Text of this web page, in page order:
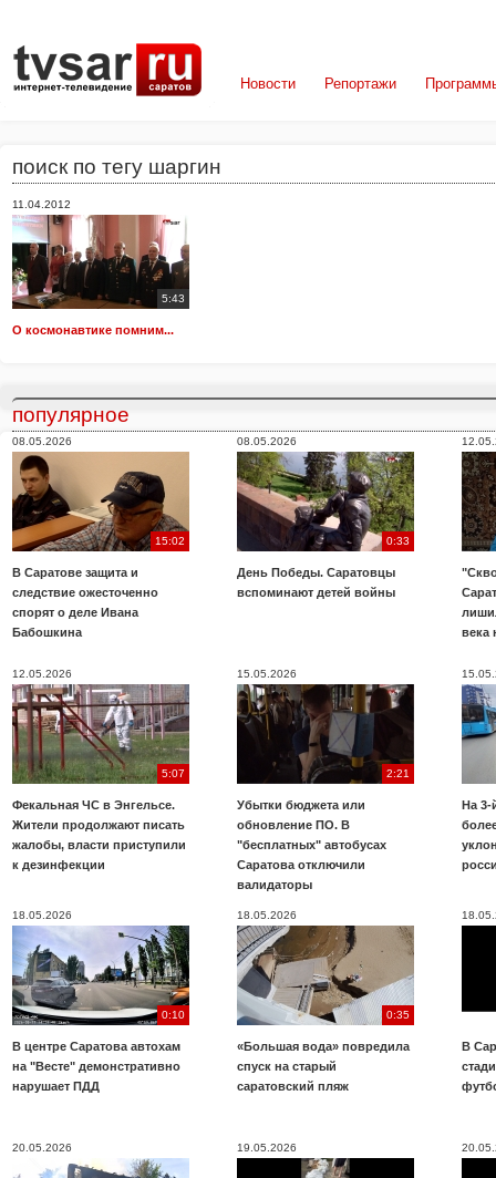
Новости Репортажи
поиск по тегу шаргин
11.04.2012
5:43
О космонавтике помним...
популярное
08.05.2026
15:02
В Саратове защита и
следствие ожесточенно
спорят о деле Ивана
Бабошкина
08.05.2026
0:33
День Победы. Саратовцы
вспоминают детей войны
века
12.05.2026
5:07
Фекальная ЧС в Энгельсе.
Жители продолжают писать
жалобы, власти приступили
к дезинфекции
15.05.2026
2:21
Убытки бюджета или
обновление ПО. В
"бесплатных" автобусах
Саратова отключили
валидаторы
На 3-
18.05.2026
0:10
В центре Саратова автохам
на "Весте" демонстративно
нарушает ПДД
18.05.2026
0:35
«Большая вода» повредила
спуск на старый
саратовский пляж
В
20.05.2026 19.05.2026